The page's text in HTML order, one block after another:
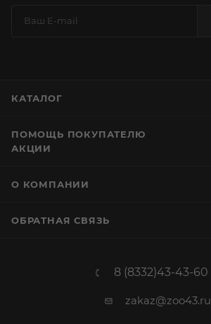
КАТАЛОГ
ПОМОЩЬ ПОКУПАТЕЛЮ
АКЦИИ
О КОМПАНИИ
ОБРАТНАЯ СВЯЗЬ
8 (8332)43-43-60
zakaz@zoo43.ru